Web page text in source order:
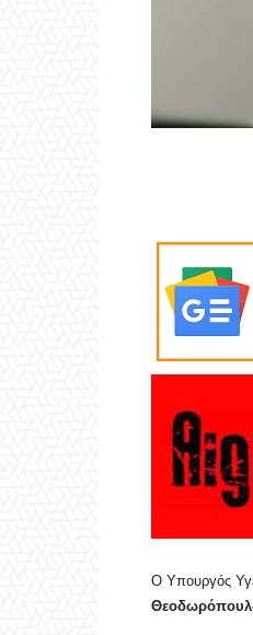
Ο Υπουργός